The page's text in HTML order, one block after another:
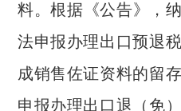
料。根据《公告》，
法申报办理出口预退
成销售佐证资料的留
申报办理出口退（免